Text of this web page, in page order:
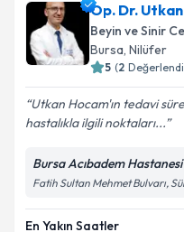
için bir takvim
bilgilendireceğiz.
E-posta Adresiniz
Metni'ni okudum
kapsamda
Op. Dr.
Beyin ve Sinir
Bursa, Nilüfer
5 (2
Utkan Hocam'ın tedavi
hastalıkla ilgili noktaları...
Bursa Acıbadem Hastanesi
Fatih Sultan Mehmet Bulvarı,
En Yakın Saatler